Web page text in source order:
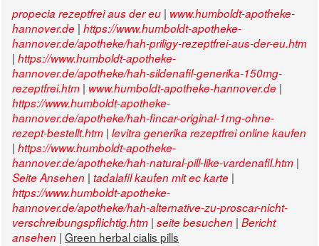
propecia rezeptfrei aus der eu | www.humboldt-apotheke-
hannover.de | https://www.humboldt-apotheke-
hannover.de/apotheke/hah-priligy-rezeptfrei-aus-der-eu.htm
| https://www.humboldt-apotheke-
hannover.de/apotheke/hah-sildenafil-generika-150mg-
rezeptfrei.htm | www.humboldt-apotheke-hannover.de |
https://www.humboldt-apotheke-
hannover.de/apotheke/hah-fincar-original-1mg-ohne-
rezept-bestellt.htm | levitra generika rezeptfrei online kaufen
| https://www.humboldt-apotheke-
hannover.de/apotheke/hah-natural-pill-like-vardenafil.htm |
Seite Ansehen | tadalafil kaufen mit ec karte |
https://www.humboldt-apotheke-
hannover.de/apotheke/hah-alternative-zu-proscar-nicht-
verschreibungspflichtig.htm | seite besuchen | Bericht
ansehen | Green herbal cialis pills